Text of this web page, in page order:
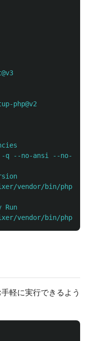
php@v2
-q --no-ansi --no-
vendor/bin/php-
Run
vendor/bin/php-
軽に実行できるよう